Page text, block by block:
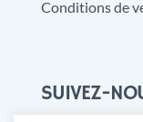
Conditions de
SUIVEZ-